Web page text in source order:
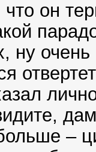
что он
ну
–